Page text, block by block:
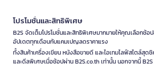
โปรโมชั่นและสิทธิพิเศษ
B2S จัดเต็มโปรโมชั่นและสิทธิพิเศษมากมายให้คุณเลือกช้อ
อัปเดตทุกเดือนกับแคมเปญลดราคาแรง
ทั้งสินค้าเครื่องเขียน หนังสือขายดี และไอเทมไลฟ์สไตล์สุ
และดีลพิเศษเมื่อช้อปผ่าน B2S.co.th เท่านั้น นอกจากนี้